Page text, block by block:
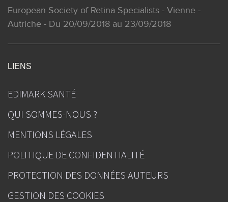
European Society of Retina Specialists - Vienne -
Autriche - Du 20/09/2018 au 23/09/2018
LIENS
EDIMARK SANTÉ
QUI SOMMES-NOUS ?
MENTIONS LÉGALES
POLITIQUE DE CONFIDENTIALITÉ
PROTECTION DES DONNÉES AUTEURS
GESTION DES COOKIES